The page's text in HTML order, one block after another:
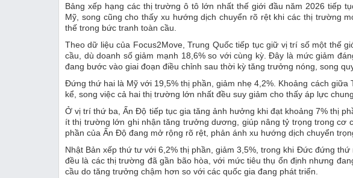
Bảng xếp hạng các thị trường ô tô lớn nhất thế giới đầu năm 2026 tiếp
Mỹ, song cũng cho thấy xu hướng dịch chuyển rõ rệt khi các thị trường
thế trong bức tranh toàn cầu.
Theo dữ liệu của Focus2Move, Trung Quốc tiếp tục giữ vị trí số một thế
cầu, dù doanh số giảm mạnh 18,6% so với cùng kỳ. Đây là mức giảm
đang bước vào giai đoạn điều chỉnh sau thời kỳ tăng trưởng nóng, song
Đứng thứ hai là Mỹ với 19,5% thị phần, giảm nhẹ 4,2%. Khoảng cách
kể, song việc cả hai thị trường lớn nhất đều suy giảm cho thấy áp lực
Ở vị trí thứ ba, Ấn Độ tiếp tục gia tăng ảnh hưởng khi đạt khoảng 7% thị
ít thị trường lớn ghi nhận tăng trưởng dương, giúp nâng tỷ trọng trong cơ
phần của Ấn Độ đang mở rộng rõ rệt, phản ánh xu hướng dịch chuyển
Nhật Bản xếp thứ tư với 6,2% thị phần, giảm 3,5%, trong khi Đức đứng
đều là các thị trường đã gần bão hòa, với mức tiêu thụ ổn định nhưng
cầu do tăng trưởng chậm hơn so với các quốc gia đang phát triển.